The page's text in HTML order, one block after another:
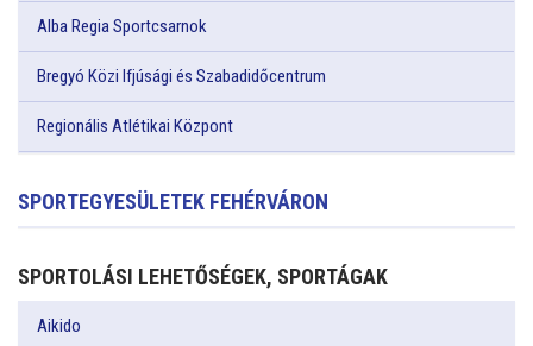
Alba Regia Sportcsarnok
Bregyó Közi Ifjúsági és Szabadidőcentrum
Regionális Atlétikai Központ
SPORTEGYESÜLETEK FEHÉRVÁRON
SPORTOLÁSI LEHETŐSÉGEK, SPORTÁGAK
Aikido